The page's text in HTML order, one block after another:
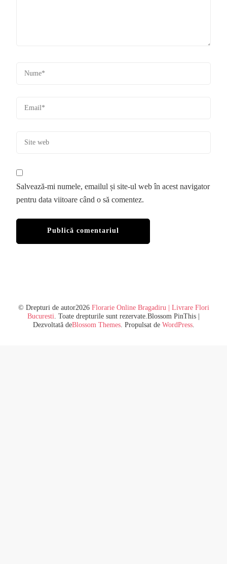
Salvează-mi numele, emailul și site-ul web în acest navigator
pentru data viitoare când o să comentez.
© Drepturi de autor2026 Florarie Online Bragadiru | Livrare Flori
Bucuresti. Toate drepturile sunt rezervate.Blossom PinThis |
Dezvoltată deBlossom Themes. Propulsat de WordPress.